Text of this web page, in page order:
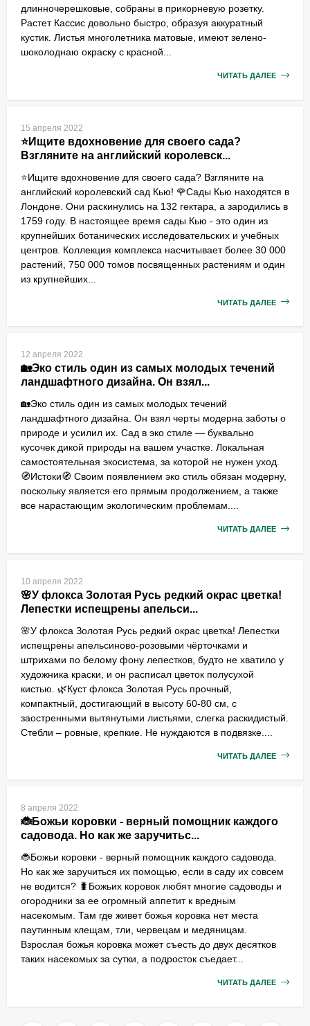
длинночерешковые, собраны в прикорневую розетку.
Растет Кассис довольно быстро, образуя аккуратный
кустик. Листья многолетника матовые, имеют зелено-
шоколоднаю окраску с красной...
ЧИТАТЬ ДАЛЕЕ
15 апреля 2022
⭐️Ищите вдохновение для своего сада?
Взгляните на английский королевск...
⭐️Ищите вдохновение для своего сада? Взгляните на
английский королевский сад Кью! 🌹Сады Кью находятся в
Лондоне. Они раскинулись на 132 гектара, а зародились в
1759 году. В настоящее время сады Кью - это один из
крупнейших ботанических исследовательских и учебных
центров. Коллекция комплекса насчитывает более 30 000
растений, 750 000 томов посвященных растениям и один
из крупнейших...
ЧИТАТЬ ДАЛЕЕ
12 апреля 2022
🏡Эко стиль один из самых молодых течений
ландшафтного дизайна. Он взял...
🏡Эко стиль один из самых молодых течений
ландшафтного дизайна. Он взял черты модерна заботы о
природе и усилил их. Сад в эко стиле — буквально
кусочек дикой природы на вашем участке. Локальная
самостоятельная экосистема, за которой не нужен уход.
🧭Истоки🧭 Своим появлением эко стиль обязан модерну,
поскольку является его прямым продолжением, а также
все нарастающим экологическим проблемам....
ЧИТАТЬ ДАЛЕЕ
10 апреля 2022
🌸У флокса Золотая Русь редкий окрас цветка!
Лепестки испещрены апельси...
🌸У флокса Золотая Русь редкий окрас цветка! Лепестки
испещрены апельсиново-розовыми чёрточками и
штрихами по белому фону лепестков, будто не хватило у
художника краски, и он расписал цветок полусухой
кистью. 🌿Куст флокса Золотая Русь прочный,
компактный, достигающий в высоту 60-80 см, с
заостренными вытянутыми листьями, слегка раскидистый.
Стебли – ровные, крепкие. Не нуждаются в подвязке....
ЧИТАТЬ ДАЛЕЕ
8 апреля 2022
🐞Божьи коровки - верный помощник каждого
садовода. Но как же заручитьс...
🐞Божьи коровки - верный помощник каждого садовода.
Но как же заручиться их помощью, если в саду их совсем
не водится? 🐛Божьих коровок любят многие садоводы и
огородники за ее огромный аппетит к вредным
насекомым. Там где живет божья коровка нет места
паутинным клещам, тли, червецам и медяницам.
Взрослая божья коровка может съесть до двух десятков
таких насекомых за сутки, а подросток съедает...
ЧИТАТЬ ДАЛЕЕ